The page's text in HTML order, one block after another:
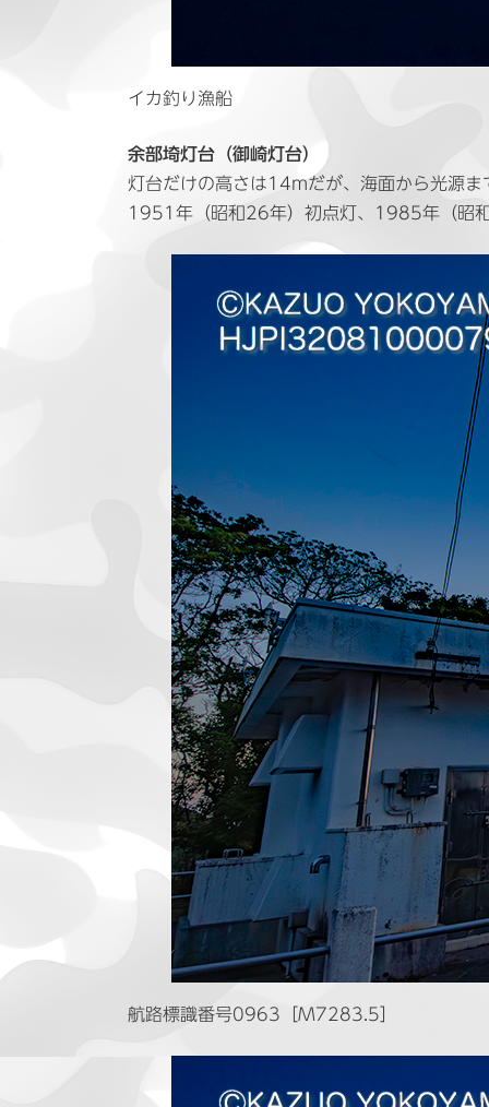
イカ釣り漁船
余部埼灯台（御崎灯台）
灯台だけの高さは14mだが、海面から光源
1951年（昭和26年）初点灯、1985年（昭
航路標識番号0963［M7283.5］